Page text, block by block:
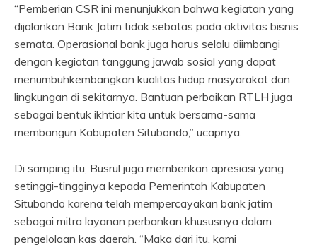
“Pemberian CSR ini menunjukkan bahwa kegiatan yang
dijalankan Bank Jatim tidak sebatas pada aktivitas bisnis
semata. Operasional bank juga harus selalu diimbangi
dengan kegiatan tanggung jawab sosial yang dapat
menumbuhkembangkan kualitas hidup masyarakat dan
lingkungan di sekitarnya. Bantuan perbaikan RTLH juga
sebagai bentuk ikhtiar kita untuk bersama-sama
membangun Kabupaten Situbondo,” ucapnya.
Di samping itu, Busrul juga memberikan apresiasi yang
setinggi-tingginya kepada Pemerintah Kabupaten
Situbondo karena telah mempercayakan bank jatim
sebagai mitra layanan perbankan khususnya dalam
pengelolaan kas daerah. “Maka dari itu, kami